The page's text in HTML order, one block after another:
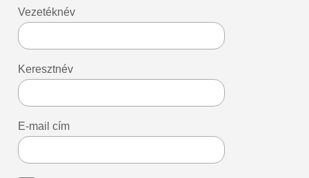
Vezetéknév
Keresztnév
E-mail cím